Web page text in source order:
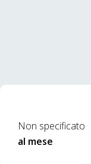
Non specificato
al mese